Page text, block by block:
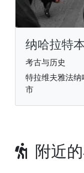
纳哈拉特
考古与历史
特拉维夫雅法
市
附近